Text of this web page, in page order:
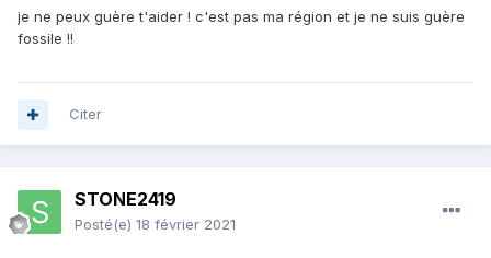
je ne peux guère t'aider ! c'est pas ma région et je ne suis guère
fossile !!
Citer
STONE2419
Posté(e) 18 février 2021